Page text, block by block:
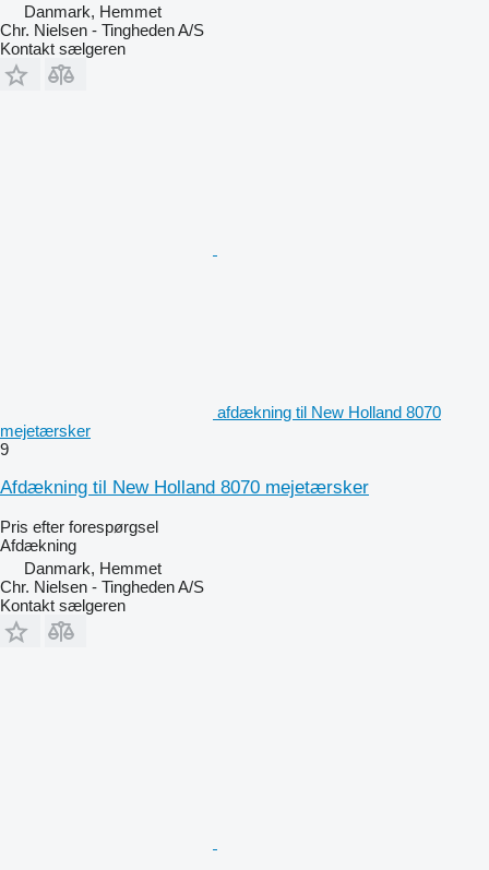
Danmark, Hemmet
Chr. Nielsen - Tingheden A/S
Kontakt sælgeren
afdækning til New Holland 8070
mejetærsker
9
Afdækning til New Holland 8070 mejetærsker
Pris efter forespørgsel
Afdækning
Danmark, Hemmet
Chr. Nielsen - Tingheden A/S
Kontakt sælgeren